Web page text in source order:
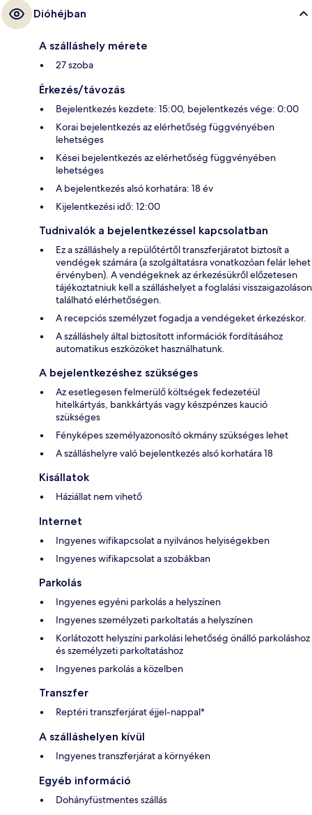
Dióhéjban
A szálláshely mérete
27 szoba
Érkezés/távozás
Bejelentkezés kezdete: 15:00, bejelentkezés vége: 0:00
Korai bejelentkezés az elérhetőség függvényében
lehetséges
Kései bejelentkezés az elérhetőség függvényében
lehetséges
A bejelentkezés alsó korhatára: 18 év
Kijelentkezési idő: 12:00
Tudnivalók a bejelentkezéssel kapcsolatban
Ez a szálláshely a repülőtértől transzferjáratot biztosít a
vendégek számára (a szolgáltatásra vonatkozóan felár lehet
érvényben). A vendégeknek az érkezésükről előzetesen
tájékoztatniuk kell a szálláshelyet a foglalási visszaigazoláson
található elérhetőségen.
A recepciós személyzet fogadja a vendégeket érkezéskor.
A szálláshely által biztosított információk fordításához
automatikus eszközöket használhatunk.
A bejelentkezéshez szükséges
Az esetlegesen felmerülő költségek fedezetéül
hitelkártyás, bankkártyás vagy készpénzes kaució
szükséges
Fényképes személyazonosító okmány szükséges lehet
A szálláshelyre való bejelentkezés alsó korhatára 18
Kisállatok
Háziállat nem vihető
Internet
Ingyenes wifikapcsolat a nyilvános helyiségekben
Ingyenes wifikapcsolat a szobákban
Parkolás
Ingyenes egyéni parkolás a helyszínen
Ingyenes személyzeti parkoltatás a helyszínen
Korlátozott helyszíni parkolási lehetőség önálló parkoláshoz
és személyzeti parkoltatáshoz
Ingyenes parkolás a közelben
Transzfer
Reptéri transzferjárat éjjel-nappal*
A szálláshelyen kívül
Ingyenes transzferjárat a környéken
Egyéb információ
Dohányfüstmentes szállás